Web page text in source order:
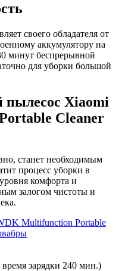
своего обладателя от
аккумулятору на
минут беспрерывной
для уборки большой
пылесос Xiaomi
Cleaner
станет необходимым
процесс уборки в
комфорта и
залогом чистоты и
Multifunction Portable
зарядки 240 мин.)